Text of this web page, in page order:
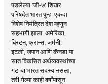
पडलेल्या 'जी-७' शिखर
परिषदेत भारत पुन्हा एकदा
विशेष निमंत्रित देश म्हणून
सहभागी झाला. अमेरिका,
ब्रिटन, फ्रान्स, जर्मनी,
इटली, जपान आणि कॅनडा या
सात विकसित अर्थव्यवस्थांच्या
गटाचा भारत सदस्य नसला,
तरी गेल्या काही वर्षांपासून